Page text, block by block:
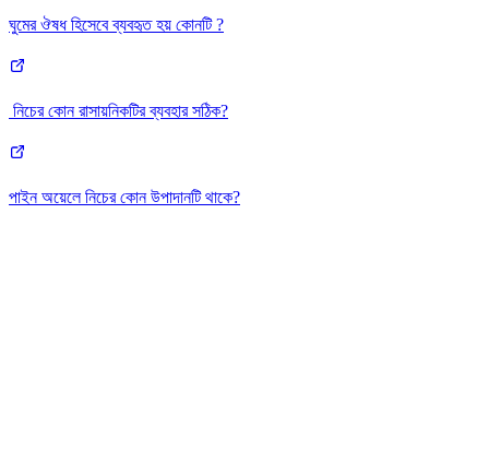
ঘুমের ঔষধ হিসেবে ব্যবহৃত হয় কোনটি ?
নিচের কোন রাসায়নিকটির ব্যবহার সঠিক?
পাইন অয়েলে নিচের কোন উপাদানটি থাকে?